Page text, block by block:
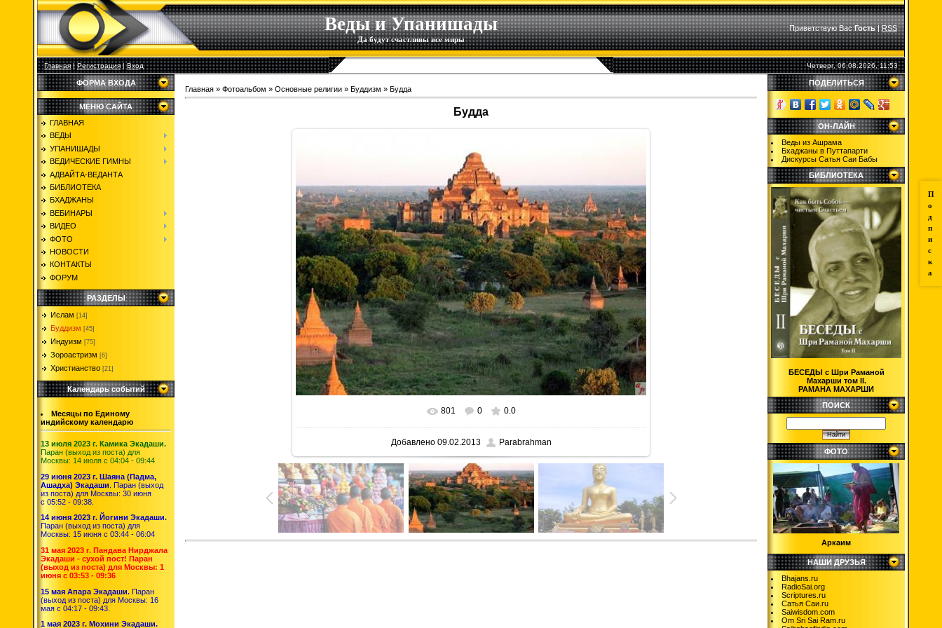
Веды и Упанишады
Да будут счастливы все миры
Приветствую Вас Гость|RSS
Главная|Регистрация|Вход Четверг, 06.08.2026, 11:53
П
о
д
п
и
с
к
а
ФОРМА ВХОДА
МЕНЮ САЙТА
ГЛАВНАЯ
ВЕДЫ
УПАНИШАДЫ
ВЕДИЧЕСКИЕ ГИМНЫ
АДВАЙТА-ВЕДАНТА
БИБЛИОТЕКА
БХАДЖАНЫ
ВЕБИНАРЫ
ВИДЕО
ФОТО
НОВОСТИ
КОНТАКТЫ
ФОРУМ
РАЗДЕЛЫ
Ислам [14]
Буддизм [45]
Индуизм [75]
Зороастризм [6]
Христианство [21]
Календарь событий
Месяцы по Единому
индийскому календарю
13 июля 2023 г. Камика Экадаши.
Паран (выход из поста) для
Москвы: 14 июля с 04:04 - 09:44
29 июня 2023 г. Шаяна (Падма,
Ашадха) Экадаши . Паран (выход
из поста) для Москвы: 30 июня
с 05:52 - 09:38.
14 июня 2023 г. Йогини Экадаши.
Паран (выход из поста) для
Москвы: 15 июня с 03:44 - 06:04
31 мая 2023 г. Пандава Нирджала
Экадаши - сухой пост! Паран
(выход из поста) для Москвы: 1
июня с 03:53 - 09:36
15 мая Апара Экадаши. Паран
(выход из поста) для Москвы: 16
мая с 04:17 - 09:43.
1 мая 2023 г. Мохини Экадаши.
Главная » Фотоальбом » Основные религии » Буддизм » Будда
Будда
В реальном размере 666x500
801 0 0.0
Добавлено09.02.2013 Parabrahman
ПОДЕЛИТЬСЯ
ОН-ЛАЙН
Веды из Ашрама
Бхаджаны в Путтапарти
Дискурсы Сатья Саи Бабы
БИБЛИОТЕКА
БЕСЕДЫ с Шри Раманой
Махарши том II.
РАМАНА МАХАРШИ
ПОИСК
ФОТО
Аркаим
НАШИ ДРУЗЬЯ
Bhajans.ru
RadioSai.org
Scriptures.ru
Сатья Саи.ru
Saiwisdom.com
Om Sri Sai Ram.ru